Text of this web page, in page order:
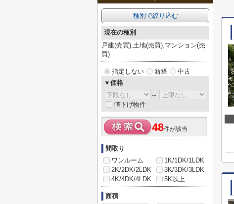
種別で絞り込む
現在の種別
戸建(売買),土地(売買),マンション(売
買)
指定しない 新築
中古
▼価格
～
値下げ物件
48件が該当
間取り
ワンルーム
1K/1DK/1LDK
2K/2DK/2LDK
3K/3DK/3LDK
4K/4DK/4LDK
5K以上
面積